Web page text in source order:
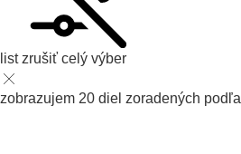
list zrušiť celý výber
zobrazujem 20 diel zoradených podľa